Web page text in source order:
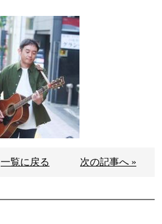
一覧に戻る 次の記事へ »